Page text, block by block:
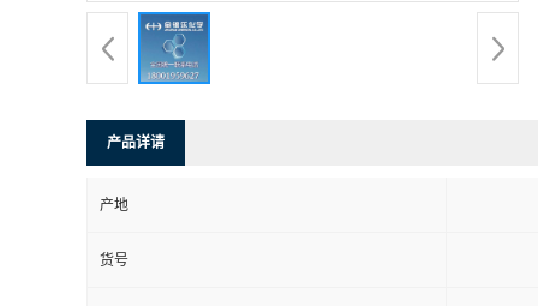
产品详请
产地
货号